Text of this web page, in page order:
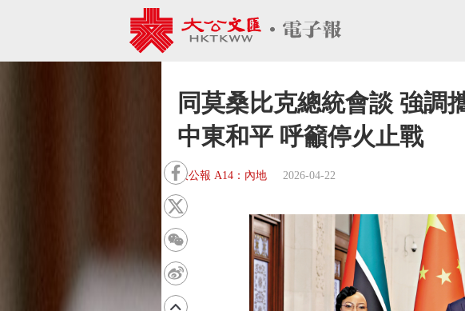
同莫桑比克總統會談 強
中東和平 呼籲停火止戰
大公報 A14：內地 2026-04-22